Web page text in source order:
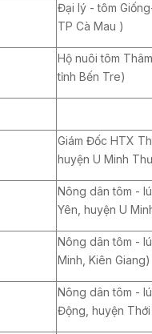
Đại lý - tôm
TP Cà Mau )
Hộ nuôi tôm
tỉnh Bến Tre)
Giám Đốc HTX
huyện U Minh
Nông dân tôm -
Yên, huyện U
Nông dân tôm -
Minh, Kiên Giang)
Nông dân tôm -
Động, huyện Thới